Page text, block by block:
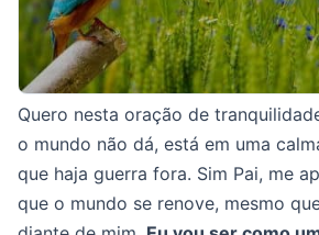
Quero nesta oração de
o mundo não dá, está em uma
que haja guerra fora. Sim Pai, me
que o mundo se renove, mesmo